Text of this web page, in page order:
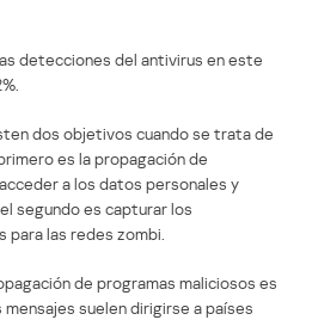
detecciones del antivirus en este
dos objetivos cuando se trata de
es la propagación de
a los datos personales y
segundo es capturar los
para las redes zombi.
de programas maliciosos es
suelen dirigirse a países